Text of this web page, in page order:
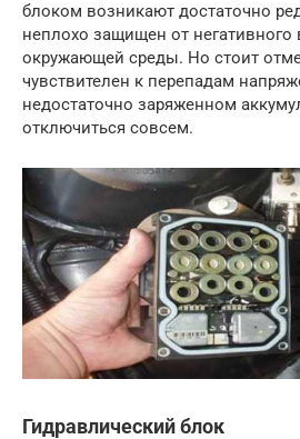
блоком возникают достаточно
неплохо защищен от негативного
окружающей среды. Но стоит
чувствителен к перепадам
недостаточно заряженном
отключиться совсем.
Гидравлический блок